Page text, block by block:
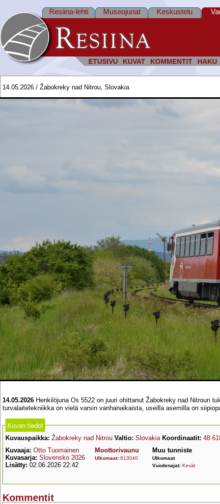
ETUSIVU KUVAT KOMMENTIT HAKU
Resiina-lehti Museojunat Keskustelu
14.05.2026 / Žabokreky nad Nitrou, Slovakia
14.05.2026 Henkilöjuna Os 5522 on juuri ohittanut Žabokreky nad Nitroun
turvalaitetekniikka on vielä varsin vanhanaikaista, useilla asemilla on
Kuvan tiedot
Kuvauspaikka: Žabokreky nad Nitrou Valtio: Slovakia Koordinaatit:
Kuvaaja: Otto Tuomainen
Kuvasarja: Slovensko 2026
Lisätty: 02.06.2026 22:42
Moottorivaunu
Ulkomaat: 813040
Muu tunniste
Ulkomaat
Vuodenajat: Kevät
Kommentit